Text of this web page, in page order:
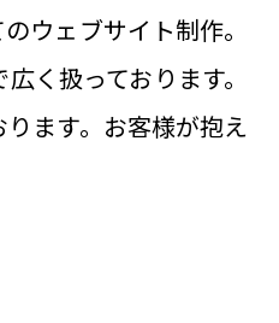
ウェブサイト制作。
く扱っております。
ます。お客様が抱え